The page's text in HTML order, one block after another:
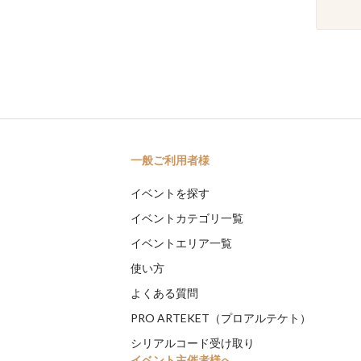
一般ご利用者様
イベントを探す
イベントカテゴリ一覧
イベントエリア一覧
使い方
よくある質問
PRO ARTEKET（プロアルテケト）
シリアルコード受け取り